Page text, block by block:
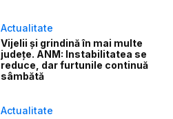
Actualitate
Vijelii și grindină în mai multe
județe. ANM: Instabilitatea se
reduce, dar furtunile continuă
sâmbătă
Actualitate